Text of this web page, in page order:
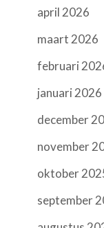
april 2026
maart 2026
februari
januari 2026
december
november
oktober
september